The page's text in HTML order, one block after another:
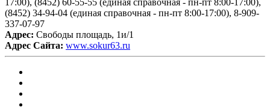
(8452) 34-94-04 (единая справочная - пн-пт 8:00-17:00), 8-909-
337-07-97
Адрес: Свободы площадь, 1и/1
Адрес Сайта: www.sokur63.ru